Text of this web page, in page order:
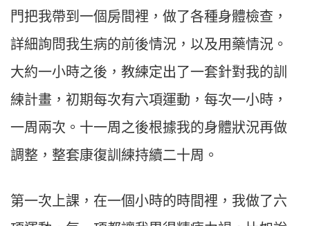
門把我帶到一個房間裡，做了各種身體檢查，
詳細詢問我生病的前後情況，以及用藥情況。
大約一小時之後，教練定出了一套針對我的訓
練計畫，初期每次有六項運動，每次一小時，
一周兩次。十一周之後根據我的身體狀況再做
調整，整套康復訓練持續二十周。
第一次上課，在一個小時的時間裡，我做了六